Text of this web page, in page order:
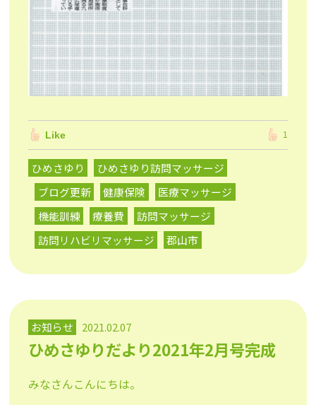
Like 1
ひめさゆり
ひめさゆり訪問マッサージ
ブログ更新
健康保険
医療マッサージ
機能訓練
療養費
訪問マッサージ
訪問リハビリマッサージ
郡山市
お知らせ 2021.02.07
ひめさゆりだより2021年2月号完成
みなさんこんにちは。